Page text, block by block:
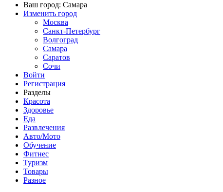
Ваш город: Самара
Изменить город
Москва
Санкт-Петербург
Волгоград
Самара
Саратов
Сочи
Войти
Регистрация
Разделы
Красота
Здоровье
Еда
Развлечения
Авто/Мото
Обучение
Фитнес
Туризм
Товары
Разное